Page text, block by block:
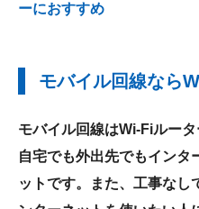
ーにおすすめ
モバイル回線なら
モバイル回線はWi-Fiルー
自宅でも外出先でもインタ
ットです。また、工事なし